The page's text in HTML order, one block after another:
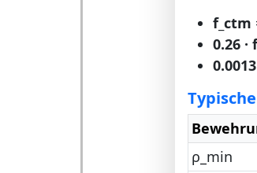
f_ctm
0.26
0.0013
ρ_min